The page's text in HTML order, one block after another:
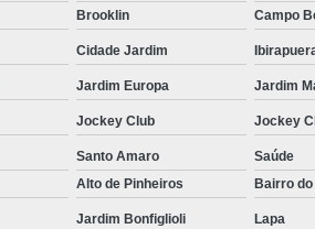
Brooklin Campo
Cidade Jardim
Jardim Europa Jardim
Jockey Club Jockey
Santo Amaro Saúde
Alto de Pinheiros Bairro
Jardim Bonfiglioli Lapa